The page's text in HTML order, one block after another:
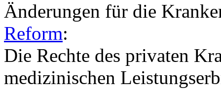
Änderungen für die
Reform:
Die Rechte des privaten
medizinischen